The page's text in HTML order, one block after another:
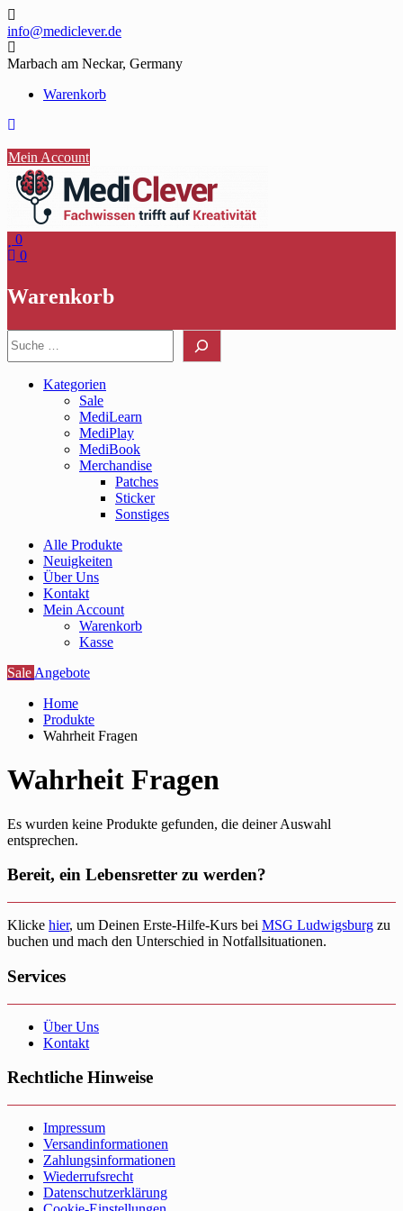
Skip
to
content
info@mediclever.de
Marbach am Neckar, Germany
Warenkorb
Mein Account
0
0
Warenkorb
Kategorien
Sale
MediLearn
MediPlay
MediBook
Merchandise
Patches
Sticker
Sonstiges
Alle Produkte
Neuigkeiten
Über Uns
Kontakt
Mein Account
Warenkorb
Kasse
Sale Angebote
Home
Produkte
Wahrheit Fragen
Wahrheit Fragen
Es wurden keine Produkte gefunden, die deiner Auswahl
entsprechen.
Bereit, ein Lebensretter zu werden?
Klicke hier, um Deinen Erste-Hilfe-Kurs bei MSG Ludwigsburg zu
buchen und mach den Unterschied in Notfallsituationen.
Services
Über Uns
Kontakt
Rechtliche Hinweise
Impressum
Versandinformationen
Zahlungsinformationen
Wiederrufsrecht
Datenschutzerklärung